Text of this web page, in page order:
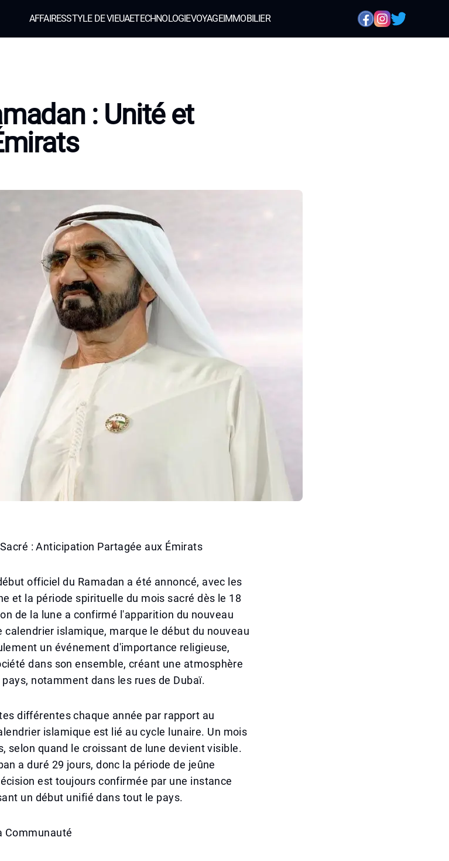
AFFAIRESSTYLE DE VIEUAETECHNOLOGIEVOYAGEIMMOBILIER
: Unité et
: Anticipation Partagée aux Émirats
officiel du Ramadan a été annoncé, avec les
et la période spirituelle du mois sacré dès le 18
de la lune a confirmé l'apparition du nouveau
calendrier islamique, marque le début du nouveau
un événement d'importance religieuse,
dans son ensemble, créant une atmosphère
notamment dans les rues de Dubaï.
différentes chaque année par rapport au
islamique est lié au cycle lunaire. Un mois
selon quand le croissant de lune devient visible.
a duré 29 jours, donc la période de jeûne
est toujours confirmée par une instance
un début unifié dans tout le pays.
Communauté